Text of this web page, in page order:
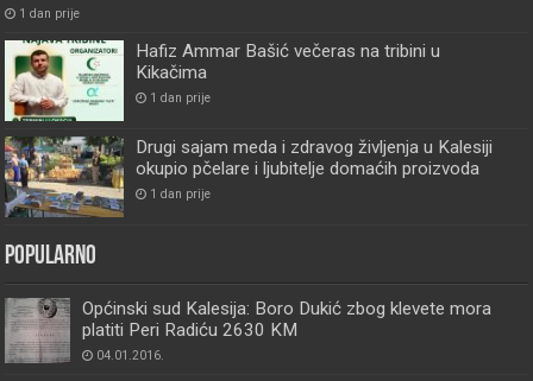
1 dan prije
Hafiz Ammar Bašić večeras na tribini u
Kikačima
1 dan prije
Drugi sajam meda i zdravog življenja u Kalesiji
okupio pčelare i ljubitelje domaćih proizvoda
1 dan prije
Popularno
Općinski sud Kalesija: Boro Dukić zbog klevete mora
platiti Peri Radiću 2630 KM
04.01.2016.